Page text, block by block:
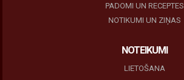
PADOMI UN RECEPTES
NOTIKUMI UN ZIŅAS
NOTEIKUMI
LIETOŠANA